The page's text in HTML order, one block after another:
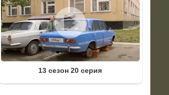
13 сезон 20 серия